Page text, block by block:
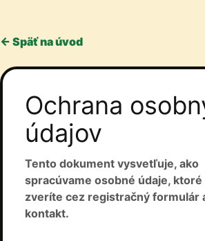
← Späť na úvod
Ochrana
údajov
Tento dokument vysvetľuje, ako
spracúvame osobné údaje, ktoré
zveríte cez registračný formulár
kontakt.